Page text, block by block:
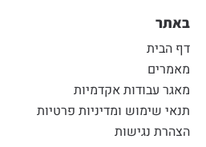
באתר
דף הבית
מאמרים
מאגר עבודות אקדמיות
תנאי שימוש ומדיניות פרטיות
הצהרת נגישות